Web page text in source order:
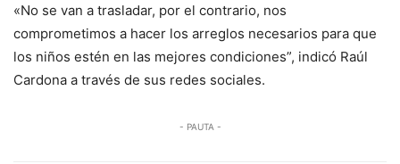
«No se van a trasladar, por el contrario, nos
comprometimos a hacer los arreglos necesarios para que
los niños estén en las mejores condiciones”, indicó Raúl
Cardona a través de sus redes sociales.
- PAUTA -